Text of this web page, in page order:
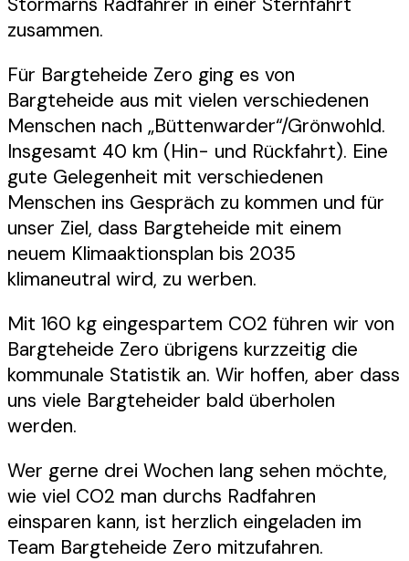
zusammen.
Für Bargteheide Zero ging es von
Bargteheide aus mit vielen verschiedenen
Menschen nach „Büttenwarder“/Grönwohld.
Insgesamt 40 km (Hin- und Rückfahrt). Eine
gute Gelegenheit mit verschiedenen
Menschen ins Gespräch zu kommen und für
unser Ziel, dass Bargteheide mit einem
neuem Klimaaktionsplan bis 2035
klimaneutral wird, zu werben.
Mit 160 kg eingespartem CO2 führen wir von
Bargteheide Zero übrigens kurzzeitig die
kommunale Statistik an. Wir hoffen, aber dass
uns viele Bargteheider bald überholen
werden.
Wer gerne drei Wochen lang sehen möchte,
wie viel CO2 man durchs Radfahren
einsparen kann, ist herzlich eingeladen im
Team Bargteheide Zero mitzufahren.